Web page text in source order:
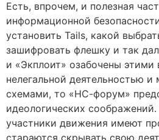
Есть, впрочем, и полезная
информационной
установить Tails, какой
зашифровать флешку и так
и «Экплоит» озабочены
нелегальной деятельностью
схемами, то «НС-форум»
идеологических
участники движения имеют
стараются скрывать свою